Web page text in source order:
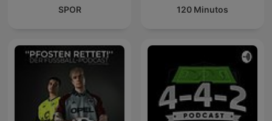
SPOR 120 Minutos